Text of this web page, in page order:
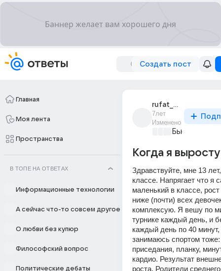
Создать пост
Главная
Моя лента
Пространства
В ТОПЕ НА ОТВЕТАХ
Информационные технологии
А сейчас что-то совсем другое
О любви без купюр
Философский вопрос
Политические дебаты
rufat_play
7лет
Изменено
Бьютилэнд
Когда я
Здравствуйте, мне 13
классе. Напрягает что я
маленький в классе,
ниже (почти) всех
комплексую. Я вешу по
турнике каждый день, и
каждый день по 40
занимаюсь спортом
приседания, планку,
кардио. Результат
роста. Родители